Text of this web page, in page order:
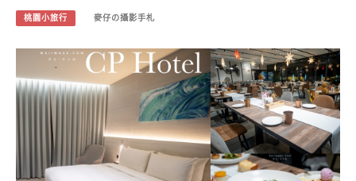
桃園小旅行 麥仔の攝影手札